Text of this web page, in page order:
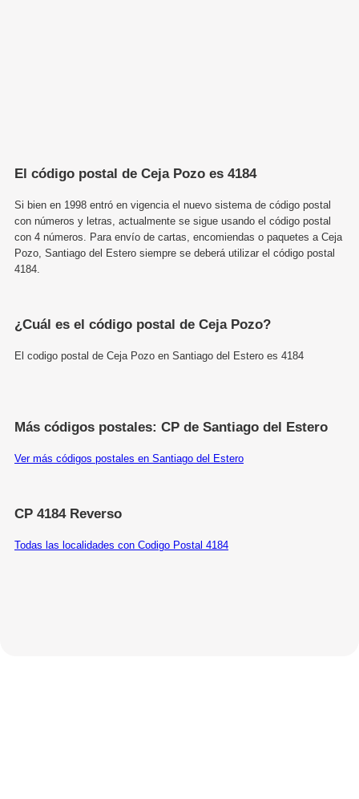
El código postal de Ceja Pozo es 4184
Si bien en 1998 entró en vigencia el nuevo sistema de código postal
con números y letras, actualmente se sigue usando el código postal
con 4 números. Para envío de cartas, encomiendas o paquetes a Ceja
Pozo, Santiago del Estero siempre se deberá utilizar el código postal
4184.
¿Cuál es el código postal de Ceja Pozo?
El codigo postal de Ceja Pozo en Santiago del Estero es 4184
Más códigos postales: CP de Santiago del Estero
Ver más códigos postales en Santiago del Estero
CP 4184 Reverso
Todas las localidades con Codigo Postal 4184